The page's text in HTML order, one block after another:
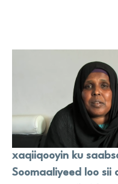
xaqiiqooyin ku
Soomaaliyeed loo sii